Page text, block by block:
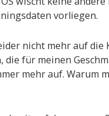
American
Football
für
vorliegen.
nicht mehr auf die
für meinen
mehr auf. Warum